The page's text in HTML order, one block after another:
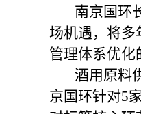
南京国环
场机遇，将多
管理体系优化
酒用原料
京国环针对5